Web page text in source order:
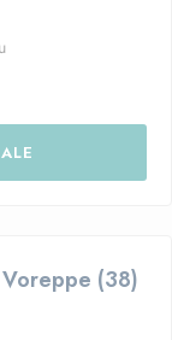
(38)